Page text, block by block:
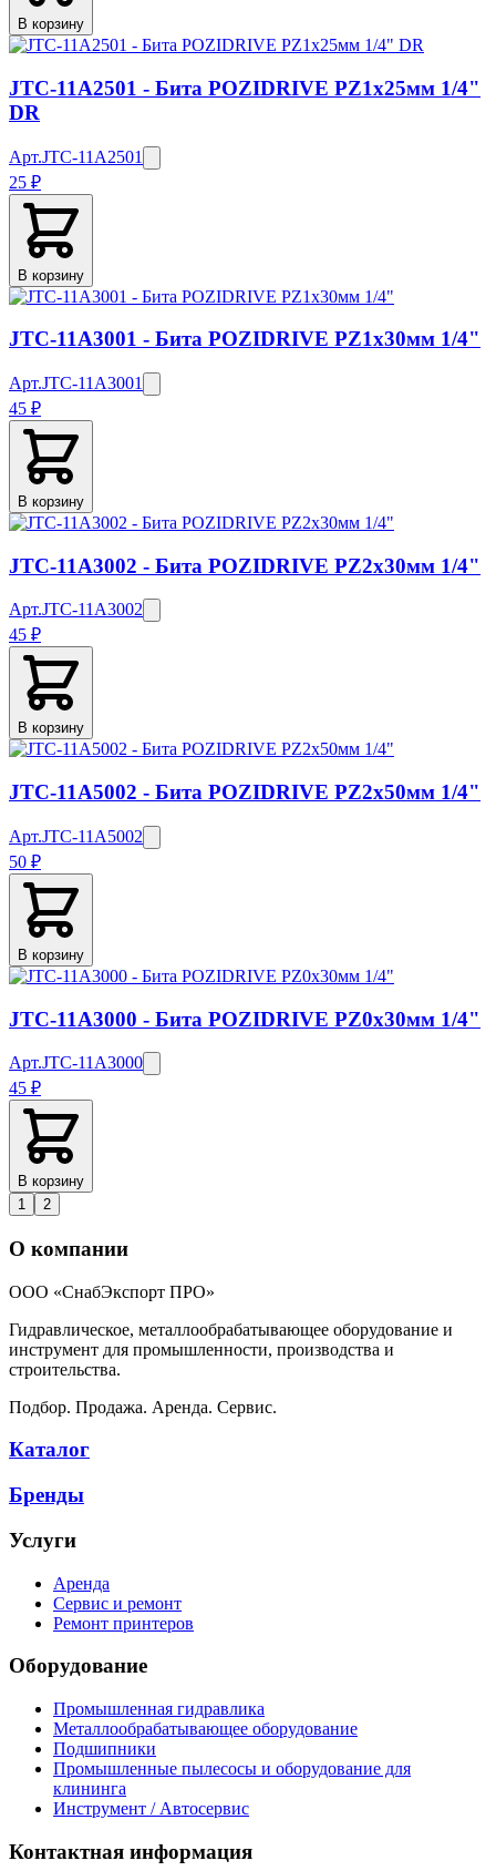
В корзину
JTC-11A2501 - Бита POZIDRIVE PZ1х25мм 1/4"
DR
Арт.JTC-11A2501
25 ₽
В корзину
JTC-11A3001 - Бита POZIDRIVE PZ1х30мм 1/4"
Арт.JTC-11A3001
45 ₽
В корзину
JTC-11A3002 - Бита POZIDRIVE PZ2х30мм 1/4"
Арт.JTC-11A3002
45 ₽
В корзину
JTC-11A5002 - Бита POZIDRIVE PZ2х50мм 1/4"
Арт.JTC-11A5002
50 ₽
В корзину
JTC-11A3000 - Бита POZIDRIVE PZ0х30мм 1/4"
Арт.JTC-11A3000
45 ₽
В корзину
1
2
О компании
ООО «СнабЭкспорт ПРО»
Гидравлическое, металлообрабатывающее оборудование и
инструмент для промышленности, производства и
строительства.
Подбор. Продажа. Аренда. Сервис.
Каталог
Бренды
Услуги
Аренда
Сервис и ремонт
Ремонт принтеров
Оборудование
Промышленная гидравлика
Металлообрабатывающее оборудование
Подшипники
Промышленные пылесосы и оборудование для
клининга
Инструмент / Автосервис
Контактная информация